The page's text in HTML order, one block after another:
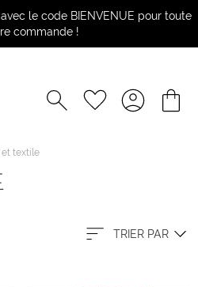
le code BIENVENUE pour toute
commande !
et textile
TRIER PAR